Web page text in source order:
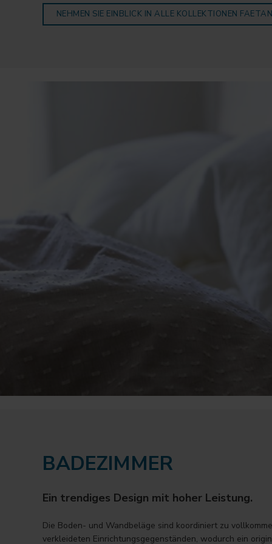
NEHMEN SIE EINBLICK IN ALLE KOLLEKTIONEN
BADEZIMMER
Ein trendiges Design mit hoher Leistung.
Die Boden- und Wandbeläge sind koordiniert zu
verkleideten Einrichtungsgegenständen, wodurch ein